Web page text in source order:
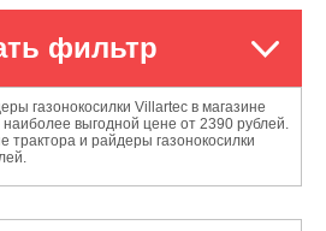
фильтр
газонокосилки Villartec в магазине
выгодной цене от 2390 рублей.
трактора и райдеры газонокосилки